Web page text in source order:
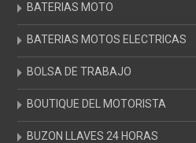
BATERIAS MOTO
BATERIAS MOTOS ELECTRICAS
BOLSA DE TRABAJO
BOUTIQUE DEL MOTORISTA
BUZON LLAVES 24 HORAS